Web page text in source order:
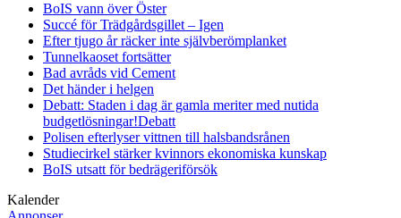
BoIS vann över Öster
Succé för Trädgårdsgillet – Igen
Efter tjugo år räcker inte självberömplanket
Tunnelkaoset fortsätter
Bad avråds vid Cement
Det händer i helgen
Debatt: Staden i dag är gamla meriter med nutida
budgetlösningar!Debatt
Polisen efterlyser vittnen till halsbandsrånen
Studiecirkel stärker kvinnors ekonomiska kunskap
BoIS utsatt för bedrägeriförsök
Kalender